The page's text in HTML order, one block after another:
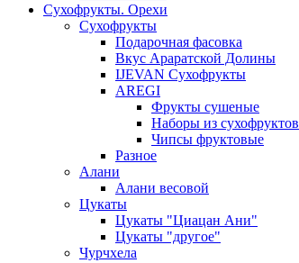
Сухофрукты. Орехи
Сухофрукты
Подарочная фасовка
Вкус Араратской Долины
IJEVAN Сухофрукты
AREGI
Фрукты сушеные
Наборы из сухофруктов
Чипсы фруктовые
Разное
Алани
Алани весовой
Цукаты
Цукаты "Циацан Ани"
Цукаты "другое"
Чурчхела